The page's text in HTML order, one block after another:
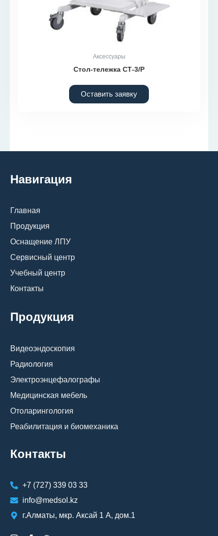
Аксессуары
Стол-тележка СТ-3/Р
Оставить заявку
Навигация
Главная
Продукция
Оснащение ЛПУ
Сервисный центр
Учебный центр
Контакты
Продукция
Видеоэндоскопия
Радиология
Электроэнцефалографы
Медицинская мебель
Отоларингология
Реабилитация и биомеханика
Контакты
+7 (727) 339 03 33
info@medsol.kz
г.Алматы, мкр. Аксай 1 А, дом.1